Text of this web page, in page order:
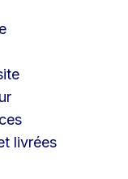
livrées